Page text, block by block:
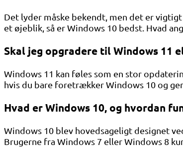
Det lyder måske bekendt, men det er
et øjeblik, så er Windows 10 bedst. Hvad
Skal jeg opgradere til Windows 11
Windows 11 kan føles som en stor
hvis du bare foretrækker Windows 10 og
Hvad er Windows 10, og hvordan
Windows 10 blev hovedsageligt designet
Brugerne fra Windows 7 eller Windows 8